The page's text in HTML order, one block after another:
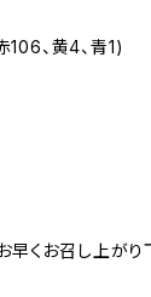
106、黄4、青1)
くお召し上がり